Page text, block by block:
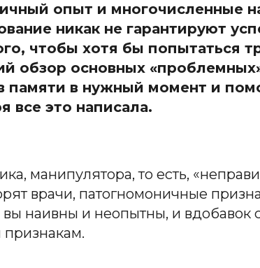
опыт и многочисленные
никак не гарантируют
чтобы хотя бы попытаться
обзор основных
памяти в нужный момент и
все это написала.
манипулятора, то есть,
врачи, патогномоничные
наивны и неопытны, и вдобавок
признакам.